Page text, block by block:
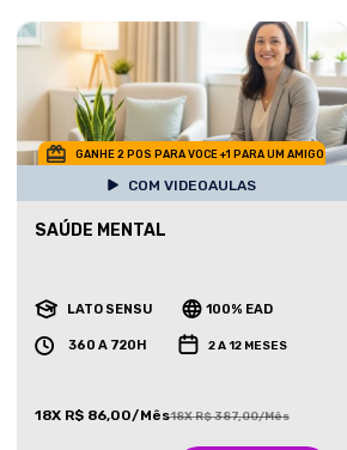
GANHE 2 POS PARA VOCE +1 PARA UM AMIGO
COM VIDEOAULAS
SAÚDE MENTAL
LATO SENSU 100% EAD
360 A 720H 2 A 12 MESES
18X R$ 86,00/Mês18X R$ 387,00/Mês